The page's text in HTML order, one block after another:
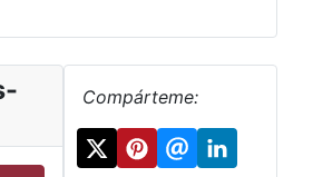
Compárteme: